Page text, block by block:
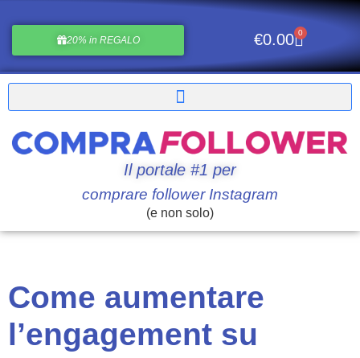
20% in REGALO €0.00 0
Il portale #1 per
comprare follower Instagram
(e non solo)
Come aumentare
l’engagement su